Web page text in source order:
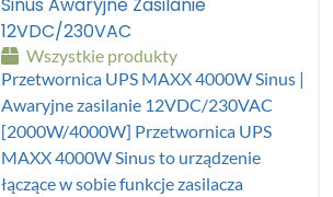
12VDC/230VAC
Wszystkie produkty
Przetwornica UPS MAXX 4000W Sinus |
Awaryjne zasilanie 12VDC/230VAC
[2000W/4000W] Przetwornica UPS
MAXX 4000W Sinus to urządzenie
łączące w sobie funkcje zasilacza